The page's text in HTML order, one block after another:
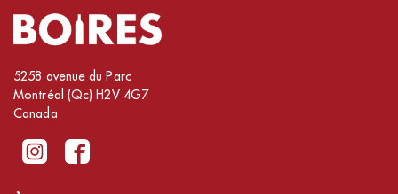
5258 avenue du Parc
Montréal (Qc) H2V 4G7
Canada